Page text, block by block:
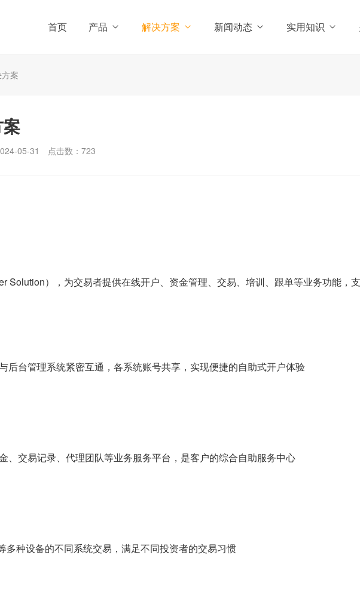
首页 产品 解决方案 新闻动态 实用知识
案
05-31 点击数： 723
Solution），为交易者提供在线开户、资金管理、交易、培训、跟单等业务功能，
后台管理系统紧密互通，各系统账号共享，实现便捷的自助式开户体验
、交易记录、代理团队等业务服务平台，是客户的综合自助服务中心
多种设备的不同系统交易，满足不同投资者的交易习惯